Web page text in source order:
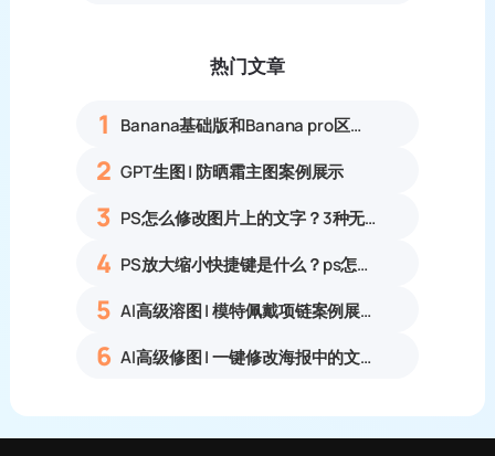
热门文章
1 Banana基础版和Banana pro区别对比丨具体案例应用+使用教程
2 GPT生图 | 防晒霜主图案例展示
3 PS怎么修改图片上的文字？3种无痕改字方法，新手也能搞定
4 PS放大缩小快捷键是什么？ps怎么把图片拉大拉小？
5 AI高级溶图 | 模特佩戴项链案例展示
6 AI高级修图 | 一键修改海报中的文字